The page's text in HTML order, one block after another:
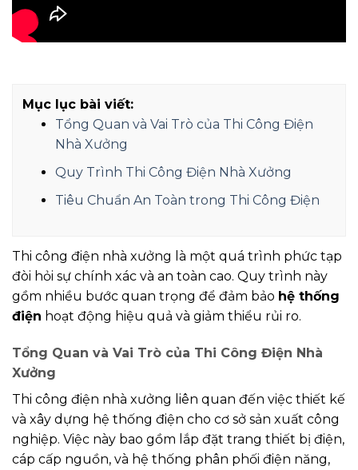
Mục lục bài viết:
Tổng Quan và Vai Trò của Thi Công Điện
Nhà Xưởng
Quy Trình Thi Công Điện Nhà Xưởng
Tiêu Chuẩn An Toàn trong Thi Công Điện
Thi công điện nhà xưởng là một quá trình phức tạp
đòi hỏi sự chính xác và an toàn cao. Quy trình này
gồm nhiều bước quan trọng để đảm bảo hệ thống
điện hoạt động hiệu quả và giảm thiểu rủi ro.
Tổng Quan và Vai Trò của Thi Công Điện Nhà
Xưởng
Thi công điện nhà xưởng liên quan đến việc thiết kế
và xây dựng hệ thống điện cho cơ sở sản xuất công
nghiệp. Việc này bao gồm lắp đặt trang thiết bị điện,
cáp cấp nguồn, và hệ thống phân phối điện năng,